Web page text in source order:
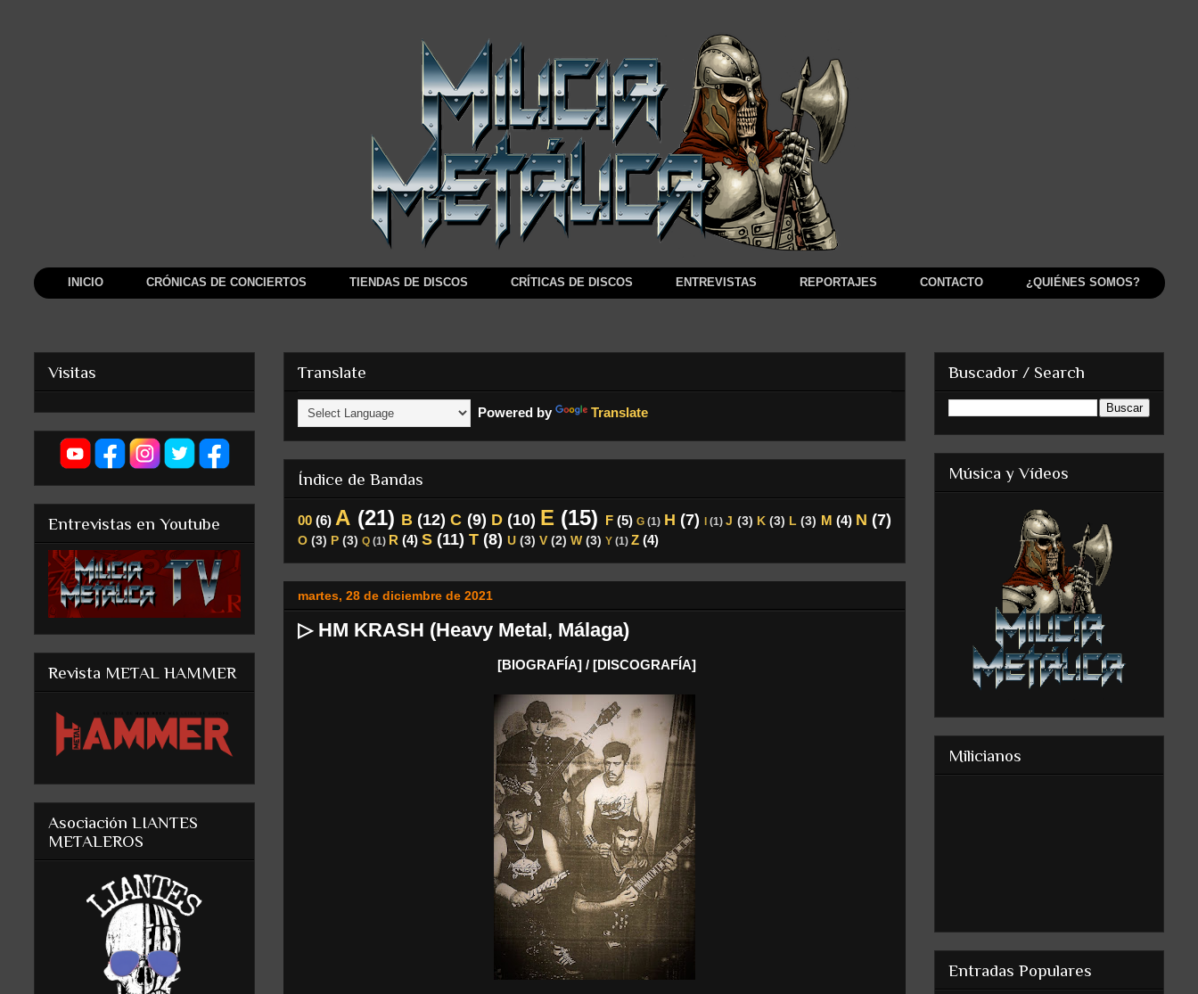
INICIO CRÓNICAS DE CONCIERTOS TIENDAS DE DISCOS CRÍTICAS DE DISCOS ENTREVISTAS REPORTAJES CONTACTO ¿QUIÉNES SOMOS?
Translate
Powered by Translate
Índice de Bandas
00 (6) A (21) B (12) C (9) D (10) E (15) F (5) G (1) H (7) I (1) J (3) K (3) L (3) M (4) N (7)
O (3) P (3) Q (1) R (4) S (11) T (8) U (3) V (2) W (3) Y (1) Z (4)
martes, 28 de diciembre de 2021
▷ HM KRASH (Heavy Metal, Málaga)
[BIOGRAFÍA] / [DISCOGRAFÍA]
Visitas
Entrevistas en Youtube
Revista METAL HAMMER
Asociación LIANTES
METALEROS
Buscador / Search
Música y Vídeos
Milicianos
Entradas Populares